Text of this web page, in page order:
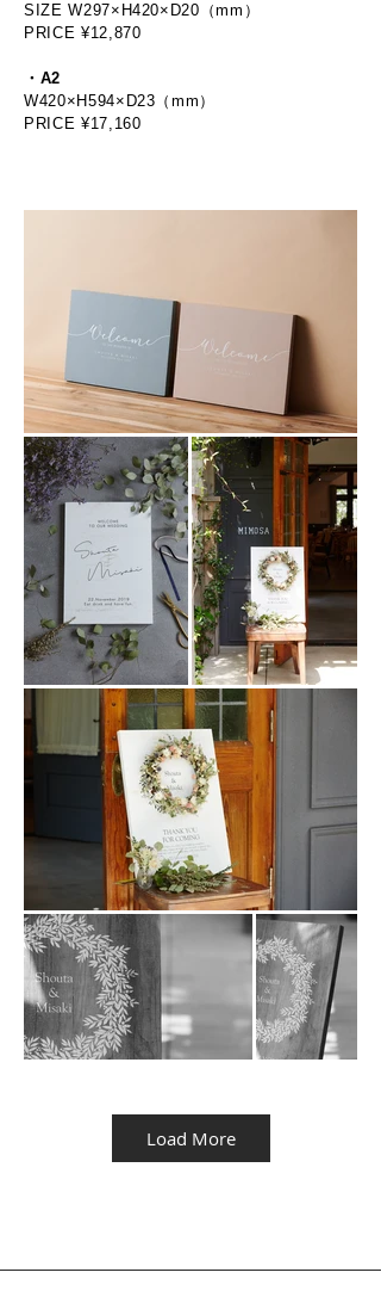
SIZE W297×H420×D20（mm）
PRICE ¥12,870
・A2
W420×H594×D23（mm）
PRICE ¥17,160
Load More